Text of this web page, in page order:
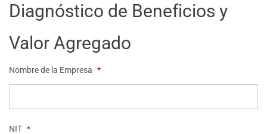
Diagnóstico de Beneficios y
Valor Agregado
Nombre de la Empresa *
NIT *